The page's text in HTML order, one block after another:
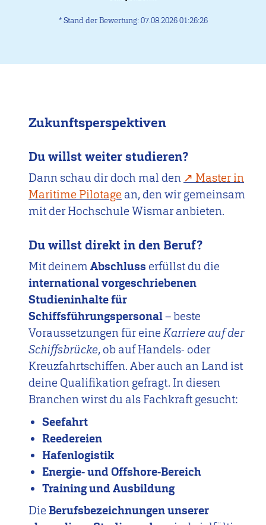
* Stand der Bewertung: 07.08.2026 01:26:26
Zukunftsperspektiven
Du willst weiter studieren?
Dann schau dir doch mal den
Master in
Maritime Pilotage an, den wir gemeinsam
mit der Hochschule Wismar anbieten.
Du willst direkt in den Beruf?
Mit deinem Abschluss erfüllst du die
international vorgeschriebenen
Studieninhalte für
Schiffsführungspersonal– beste
Voraussetzungen für eine Karriere auf der
Schiffsbrücke, ob auf Handels- oder
Kreuzfahrtschiffen. Aber auch an Land ist
deine Qualifikation gefragt. In diesen
Branchen wirst du als Fachkraft gesucht:
Seefahrt
Reedereien
Hafenlogistik
Energie- und Offshore-Bereich
Training und Ausbildung
Die Berufsbezeichnungen unserer